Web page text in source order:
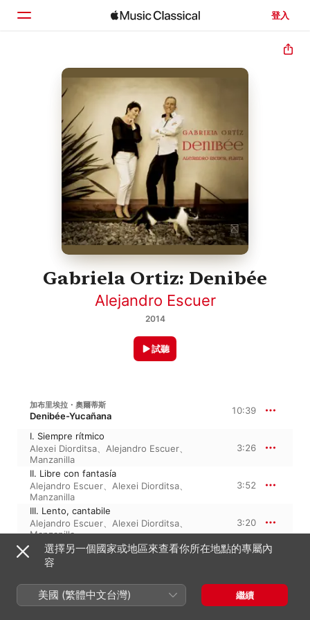
登入
首頁
瀏覽
搜尋
Gabriela Ortiz: Denibée
Alejandro Escuer
2014
試聽
加布里埃拉・奧爾蒂斯
Denibée-Yucañana 10:39
I. Siempre rítmico
Alexei Diorditsa、 Alejandro Escuer、
Manzanilla
3:26
II. Libre con fantasía
Alejandro Escuer、 Alexei Diorditsa、
Manzanilla
3:52
III. Lento, cantabile
Alejandro Escuer、 Alexei Diorditsa、
Manzanilla
3:20
G. 奧爾蒂斯：DENIBÉE
IV. Presto possible
Alejandro Escuer、Alexei Diorditsa、
3:55
選擇另一個國家或地區來查看你所在地點的專屬內
容
美國 (繁體中文台灣) 繼續